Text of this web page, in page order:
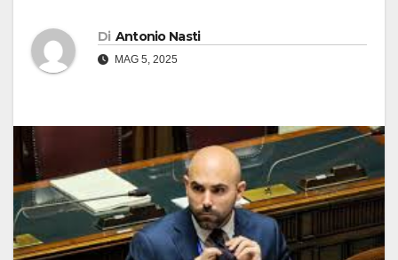
Di Antonio Nasti
MAG 5, 2025